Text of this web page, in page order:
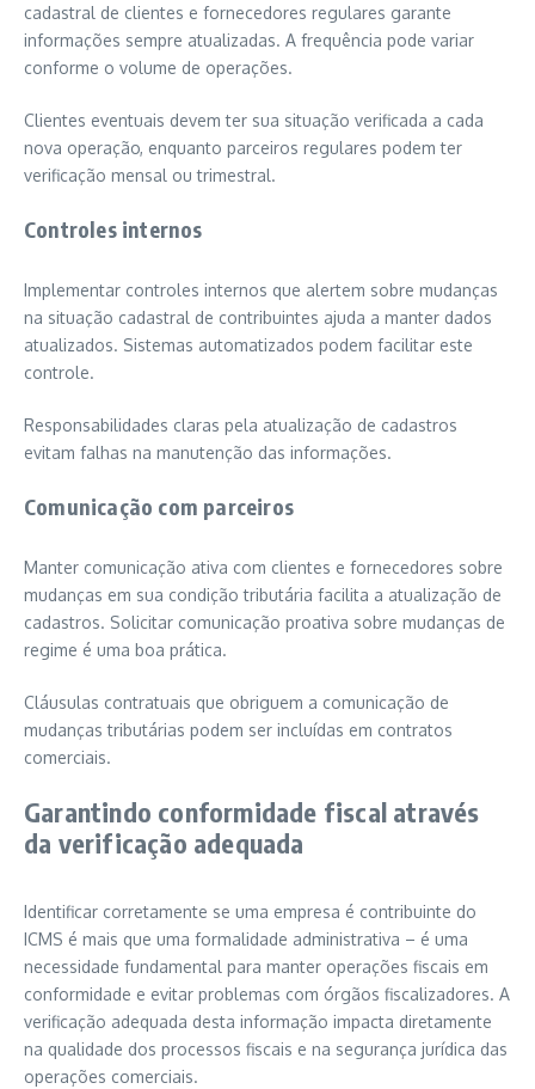
cadastral de clientes e fornecedores regulares garante
informações sempre atualizadas. A frequência pode variar
conforme o volume de operações.
Clientes eventuais devem ter sua situação verificada a cada
nova operação, enquanto parceiros regulares podem ter
verificação mensal ou trimestral.
Controles internos
Implementar controles internos que alertem sobre mudanças
na situação cadastral de contribuintes ajuda a manter dados
atualizados. Sistemas automatizados podem facilitar este
controle.
Responsabilidades claras pela atualização de cadastros
evitam falhas na manutenção das informações.
Comunicação com parceiros
Manter comunicação ativa com clientes e fornecedores sobre
mudanças em sua condição tributária facilita a atualização de
cadastros. Solicitar comunicação proativa sobre mudanças de
regime é uma boa prática.
Cláusulas contratuais que obriguem a comunicação de
mudanças tributárias podem ser incluídas em contratos
comerciais.
Garantindo conformidade fiscal através
da verificação adequada
Identificar corretamente se uma empresa é contribuinte do
ICMS é mais que uma formalidade administrativa – é uma
necessidade fundamental para manter operações fiscais em
conformidade e evitar problemas com órgãos fiscalizadores. A
verificação adequada desta informação impacta diretamente
na qualidade dos processos fiscais e na segurança jurídica das
operações comerciais.